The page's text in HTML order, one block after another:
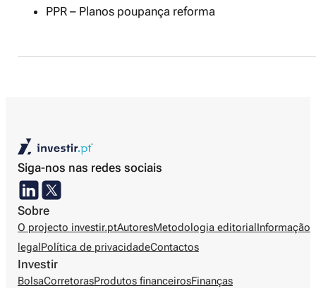
PPR – Planos poupança reforma
Siga-nos nas redes sociais
Sobre
O projecto investir.ptAutoresMetodologia editorialInformação
legalPolítica de privacidadeContactos
Investir
BolsaCorretorasProdutos financeirosFinanças